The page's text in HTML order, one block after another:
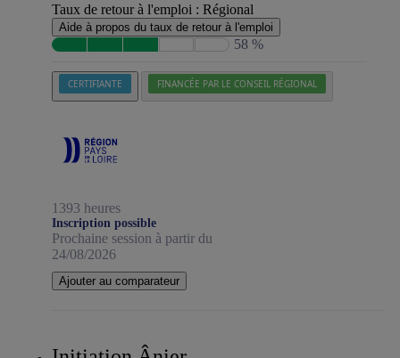
Taux de retour à l'emploi : Régional
Aide à propos du taux de retour à l'emploi
58 %
CERTIFIANTE FINANCÉE PAR LE CONSEIL RÉGIONAL
1393 heures
Inscription possible
Prochaine session à partir du
24/08/2026
Ajouter au comparateur